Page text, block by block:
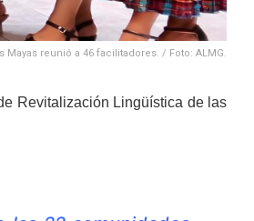
reunió a 46 facilitadores. / Foto: ALMG.
Revitalización Lingüística de las